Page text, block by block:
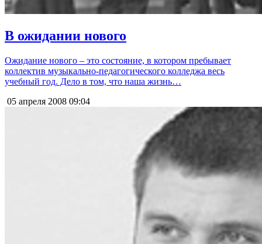
В ожидании нового
Ожидание нового – это состояние, в котором пребывает
коллектив музыкально-педагогического колледжа весь
учебный год. Дело в том, что наша жизнь…
05 апреля 2008 09:04